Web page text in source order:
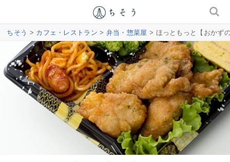
ちそう > カフェ・レストラン > 弁当・惣菜屋 > ほっともっと【おかず